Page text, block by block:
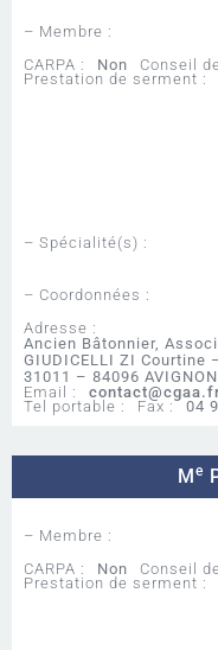
– Membre :
CARPA :
Non Conseil
Prestation de serment :
– Spécialité(s) :
– Coordonnées :
Adresse :
Ancien Bâtonnier,
GIUDICELLI ZI Courtine
31011 – 84096
Email :
Tel portable :
Fax : 04
Me
– Membre :
CARPA :
Non Conseil
Prestation de serment :